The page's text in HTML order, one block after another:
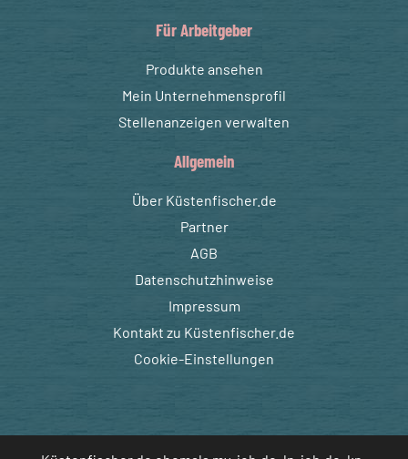
Für Arbeitgeber
Produkte ansehen
Mein Unternehmensprofil
Stellenanzeigen verwalten
Allgemein
Über Küstenfischer.de
Partner
AGB
Datenschutzhinweise
Impressum
Kontakt zu Küstenfischer.de
Cookie-Einstellungen